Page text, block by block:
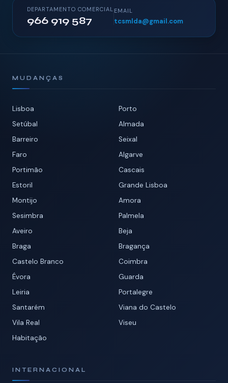
DEPARTAMENTO COMERCIAL
966 919 587
EMAIL
tcsmlda@gmail.com
MUDANÇAS
Lisboa
Porto
Setúbal
Almada
Barreiro
Seixal
Faro
Algarve
Portimão
Cascais
Estoril
Grande Lisboa
Montijo
Amora
Sesimbra
Palmela
Aveiro
Beja
Braga
Bragança
Castelo Branco
Coimbra
Évora
Guarda
Leiria
Portalegre
Santarém
Viana do Castelo
Vila Real
Viseu
Habitação
INTERNACIONAL